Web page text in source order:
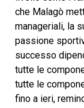
che Malagò
manageriali, la
passione
successo
tutte le
tutte le
fino a ieri,